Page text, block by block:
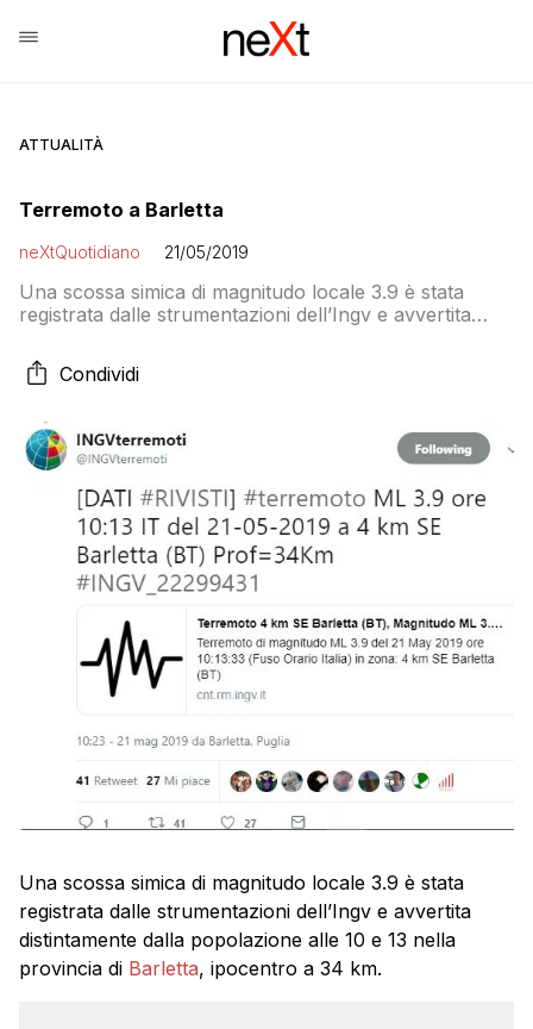
ATTUALITÀ
Terremoto a Barletta
neXtQuotidiano 21/05/2019
Una scossa simica di magnitudo locale 3.9 è stata
registrata dalle strumentazioni dell’Ingv e avvertita
provincia di Barletta,
Condividi
Una scossa simica di magnitudo locale 3.9 è stata
registrata dalle strumentazioni dell’Ingv e avvertita
distintamente dalla popolazione alle 10 e 13 nella
provincia di Barletta, ipocentro a 34 km.